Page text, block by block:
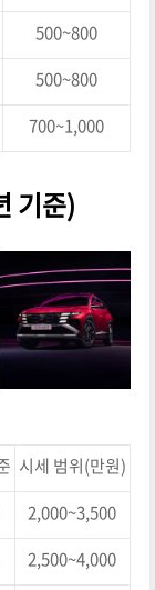
500~800
500~800
700~1,000
기준)
시세 범위(만원)
2,000~3,500
2,500~4,000